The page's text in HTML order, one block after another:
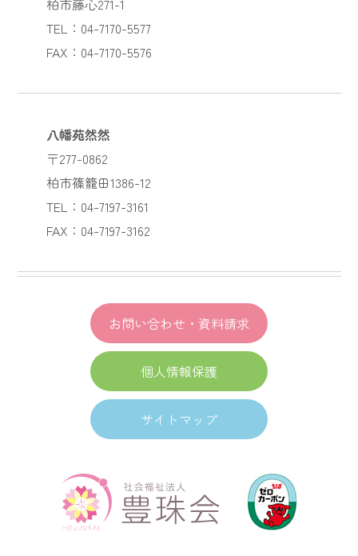
TEL：04-7170-5577
FAX：04-7170-5576
八幡苑然然
〒277-0862
柏市篠籠田1386-12
TEL：04-7197-3161
FAX：04-7197-3162
お問い合わせ・資料請求
個人情報保護
サイトマップ